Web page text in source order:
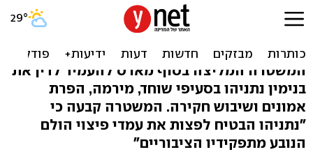
המלצת המשטרה: להעמיד
לדין את נתניהו
המשטרה המליצה בסוף מארס להעמיד לדין את
בנימין נתניהו בסעיפי שוחד, מירמה, הפרת
אמונים ושיבוש חקירה. המשטרה קבעה כי
"נתניהו הבטיח לפצות את עמדי פיצוי הולם
הנובע מתפקידיו הציבוריים"